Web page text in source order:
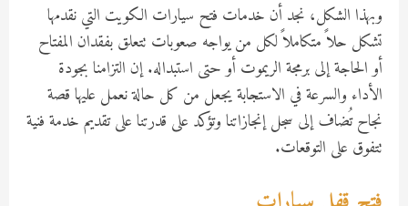
وبهذا الشكل، نجد أن خدمات فتح سيارات الكويت التي نقدمها
تشكل حلاً متكاملاً لكل من يواجه صعوبات تتعلق بفقدان المفتاح
أو الحاجة إلى برمجة الريموت أو حتى استبداله. إن التزامنا بجودة
الأداء والسرعة في الاستجابة يجعل من كل حالة نعمل عليها قصة
نجاح تُضاف إلى سجل إنجازاتنا وتؤكد على قدرتنا على تقديم خدمة فنية
تتفوق على التوقعات.